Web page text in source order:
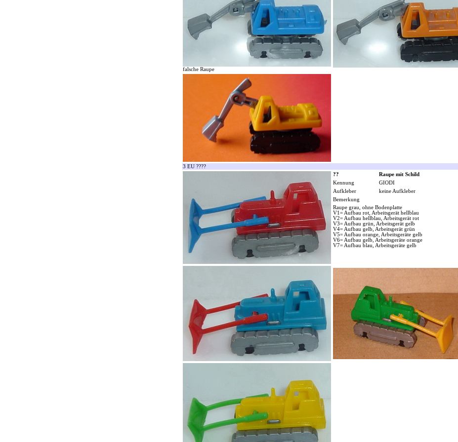
falsche Raupe
3 EU ????
??
Raupe mit Schild
Kennung
GIODI
Aufkleber
keine Aufkleber
Bemerkung
Raupe grau, ohne Bodenplatte
V1= Aufbau rot, Arbeitsgerät hellblau
V2= Aufbau hellblau, Arbeitsgerät rot
V3= Aufbau grün, Arbeitsgerät gelb
V4= Aufbau gelb, Arbeitsgerät grün
V5= Aufbau orange, Arbeitsgeräte gelb
V6= Aufbau gelb, Arbeitsgeräte orange
V7= Aufbau blau, Arbeitsgeräte gelb